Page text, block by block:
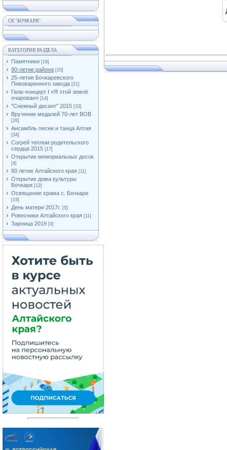
СК "БОЧКАРИ"
КАТЕГОРИИ РАЗДЕЛА
Памятники [19]
90-летие района [10]
25-летие Бочкаревского
Пивоваренного завода [21]
Гала–концерт I «Я этой землё
очарован» [14]
"Снежный десант" 2015 [33]
Вручение медалей 70-лет ВОВ
[26]
Ансамбль песни и танца Алтая
[34]
Согрей теплом родительского
сердца 2015 [17]
Открытие мемориальных досок
[4]
80 летие Алтайского края [11]
Открытие дома культуры
Бочкари [12]
Освящение храма с. Бочкари
[19]
День матери 2017г. [5]
Ровесники Алтайского края [11]
Зарница 2019 [0]